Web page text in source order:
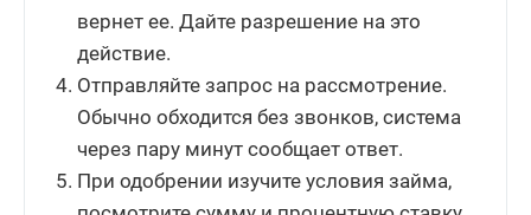
вернет ее. Дайте разрешение на это
действие.
Отправляйте запрос на рассмотрение.
Обычно обходится без звонков, система
через пару минут сообщает ответ.
При одобрении изучите условия займа,